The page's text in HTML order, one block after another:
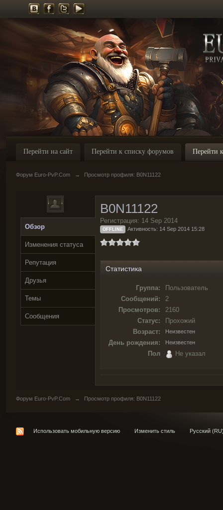
Перейти на сайт Перейти к списку форумов Перейти
Форум Euro-PvP.Com → Просмотр профиля: B0N11122
Обзор
Изменения статуса
Репутация
Друзья
Темы
Сообщения
B0N11122
Регистрация: 14 Sep 2014
OFFLINE Активность: 14 Sep 2014 15:28
Статистика
Группа:
Пользователь
Сообщений:
2
Просмотров:
2160
Статус:
Прохожий
Возраст:
Неизвестен
День рождения: Неизвестен
Пол Не указал
Форум Euro-PvP.Com → Просмотр профиля: B0N11122
Использовать мобильную версию Изменить стиль Русский